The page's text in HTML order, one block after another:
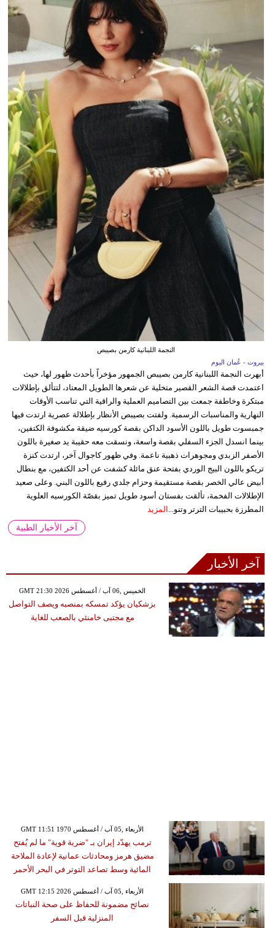
النجمة اللبنانية كارمن بصيبص
بيروت - عُمان اليوم
أبهرت النجمة اللبنانية كارمن بصيبص الجمهور مؤخراً بأحدث ظهور لها، حيث
اعتمدت قصة الشعر القصير متخلية عن شعرها الطويل المعتاد، لتتألق بإطلالات
مبتكرة وخاطفة جمعت بين التصاميم العملية والراقية التي تناسب الأوقات
النهارية والمناسبات الرسمية. ولفتت بصيبص الأنظار بإطلالة عصرية ارتدت فيها
جمبسوت طويل باللون الأسود الداكن بقصة كورسيه ضيقة مكشوفة الكتفين،
بينما انسدل الجزء السفلي بقصة واسعة، ونسقت معه حقيبة يد صغيرة باللون
الأصفر الزبدي ومجوهرات ذهبية ناعمة. وفي ظهور كاجوال آخر، ارتدت كنزة
تريكو باللون البيج الوردي بفتحة عنق مائلة كشفت عن أحد الكتفين، مع بنطال
أبيض عالي الخصر بقصة مستقيمة وحزام جلدي رفيع باللون البني. وعلى صعيد
الإطلالات الفخمة، تألقت بفستان أسود طويل تميز بقصّة الكورسيه العلوية
المطرزة بحبيبات الترتر وتنو... المزيد
آخر الأخبار الطبية
آخر الأخبار
GMT 21:30 2026 الخميس ,06 آب / أغسطس
بزشكيان يؤكد تمسكه بمنصبه ويصف التواصل
مع مجتبى خامنئي بالصعب للغاية
GMT 11:51 1970 الأربعاء ,05 آب / أغسطس
ترمب يهدّد إيران بـ "ضربة قوية" ما لم يُفتح
مضيق هرمز ومحادثات عمانية لإعادة الملاحة
المائية وسط تصاعد التوتر في البحر الأحمر
GMT 12:15 2026 الأربعاء ,05 آب / أغسطس
نصائح مضمونة للحفاظ على صحة النباتات
المنزلية قبل السفر